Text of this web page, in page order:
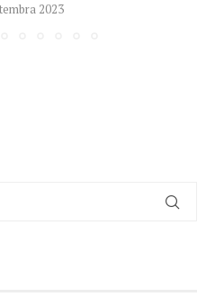
2023